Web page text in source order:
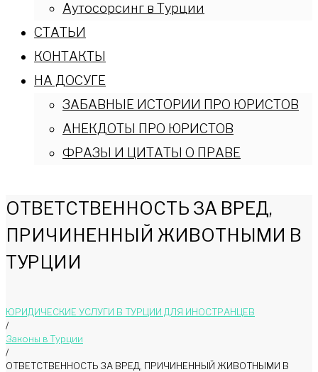
Аутосорсинг в Турции
СТАТЬИ
КОНТАКТЫ
НА ДОСУГЕ
ЗАБАВНЫЕ ИСТОРИИ ПРО ЮРИСТОВ
АНЕКДОТЫ ПРО ЮРИСТОВ
ФРАЗЫ И ЦИТАТЫ О ПРАВЕ
ОТВЕТСТВЕННОСТЬ ЗА ВРЕД,
ПРИЧИНЕННЫЙ ЖИВОТНЫМИ В
ТУРЦИИ
ЮРИДИЧЕСКИЕ УСЛУГИ В ТУРЦИИ ДЛЯ ИНОСТРАНЦЕВ
/
Законы в Турции
/
ОТВЕТСТВЕННОСТЬ ЗА ВРЕД, ПРИЧИНЕННЫЙ ЖИВОТНЫМИ В